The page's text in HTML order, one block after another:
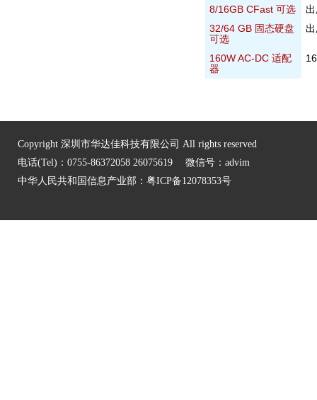
8/16GB CFast 可选
32/64 GB 固态硬盘
可选
160W AC-DC 适配
器
Copyright 深圳市华达佳科技有限公司 All rights reserved
电话(Tel)：0755-86372058 26075619 微信号：advim
中华人民共和国信息产业部： 粤ICP备12078353号